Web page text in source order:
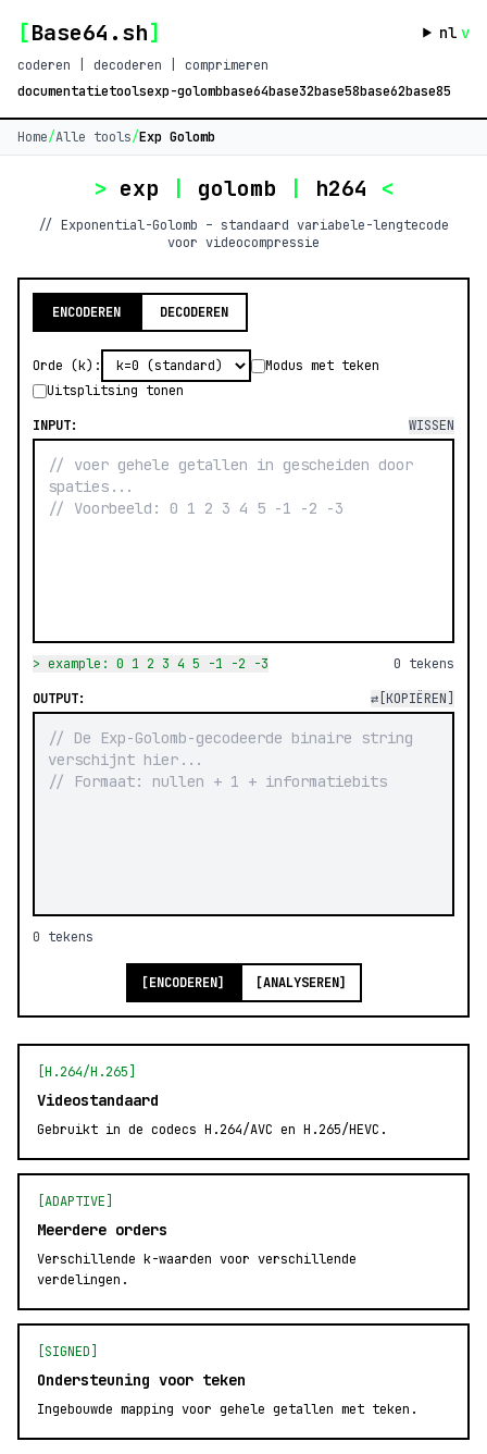
[Base64.sh] nl v
coderen | decoderen | comprimeren
documentatietoolsexp-golombbase64base32base58base62base85
Home/Alle tools/Exp Golomb
> exp | golomb | h264 <
// Exponential-Golomb – standaard variabele-lengtecode
voor videocompressie
ENCODEREN DECODEREN
Orde (k):
Modus met teken
Uitsplitsing tonen
INPUT:
WISSEN
> example: 0 1 2 3 4 5 -1 -2 -3 0 tekens
OUTPUT:
⇄ [KOPIËREN]
0 tekens
[ENCODEREN] [ANALYSEREN]
[H.264/H.265]
Videostandaard
Gebruikt in de codecs H.264/AVC en H.265/HEVC.
[ADAPTIVE]
Meerdere orders
Verschillende k-waarden voor verschillende
verdelingen.
[SIGNED]
Ondersteuning voor teken
Ingebouwde mapping voor gehele getallen met teken.